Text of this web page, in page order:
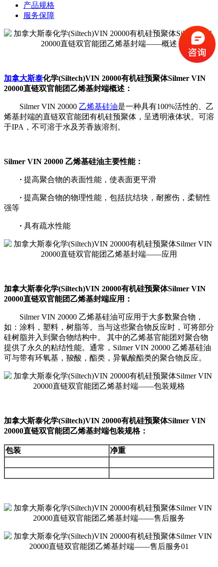
产品规格
服务保障
加拿大斯泰化学(Siltech)VIN 20000有机硅预聚体Silmer VIN
20000直链双官能团乙烯基封端概述：
Silmer VIN 20000 乙烯基硅油是一种具有100%活性的、乙
烯基封端的直链双官能团有机硅预聚体，呈透明液体状。可溶
于IPA，不可溶于水及芳香族溶剂。
Silmer VIN 20000 乙烯基硅油主要性能：
· 提高聚合物的表面性能，使表面更平滑
· 提高聚合物的物理性能，包括抗结块，耐擦伤，柔韧性
强等
· 具有疏水性能
加拿大斯泰化学(Siltech)VIN 20000有机硅预聚体Silmer VIN
20000直链双官能团乙烯基封端应用：
Silmer VIN 20000 乙烯基硅油可应用于大多数聚合物，
如：涂料，塑料，树脂等。当与这些聚合物反应时，可将部分
硅树脂并入到聚合物结构中。 其中的乙烯基官能团对聚合物
提供了永久的粘结性能。通常，Silmer VIN 20000 乙烯基硅油
可与带有环氧基，羧酸，酯类，异氰酸酯类的聚合物反应。
加拿大斯泰化学(Siltech)VIN 20000有机硅预聚体Silmer VIN
20000直链双官能团乙烯基封端包装规格：
包装 净重